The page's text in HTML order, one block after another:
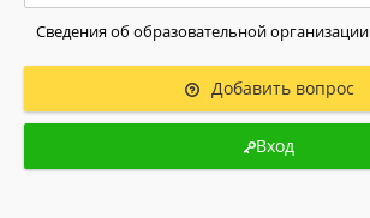
Сведения об образовательной организации
Добавить вопрос
Вход